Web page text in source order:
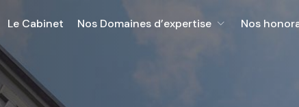
Le Cabinet Nos Domaines d’expertise Nos